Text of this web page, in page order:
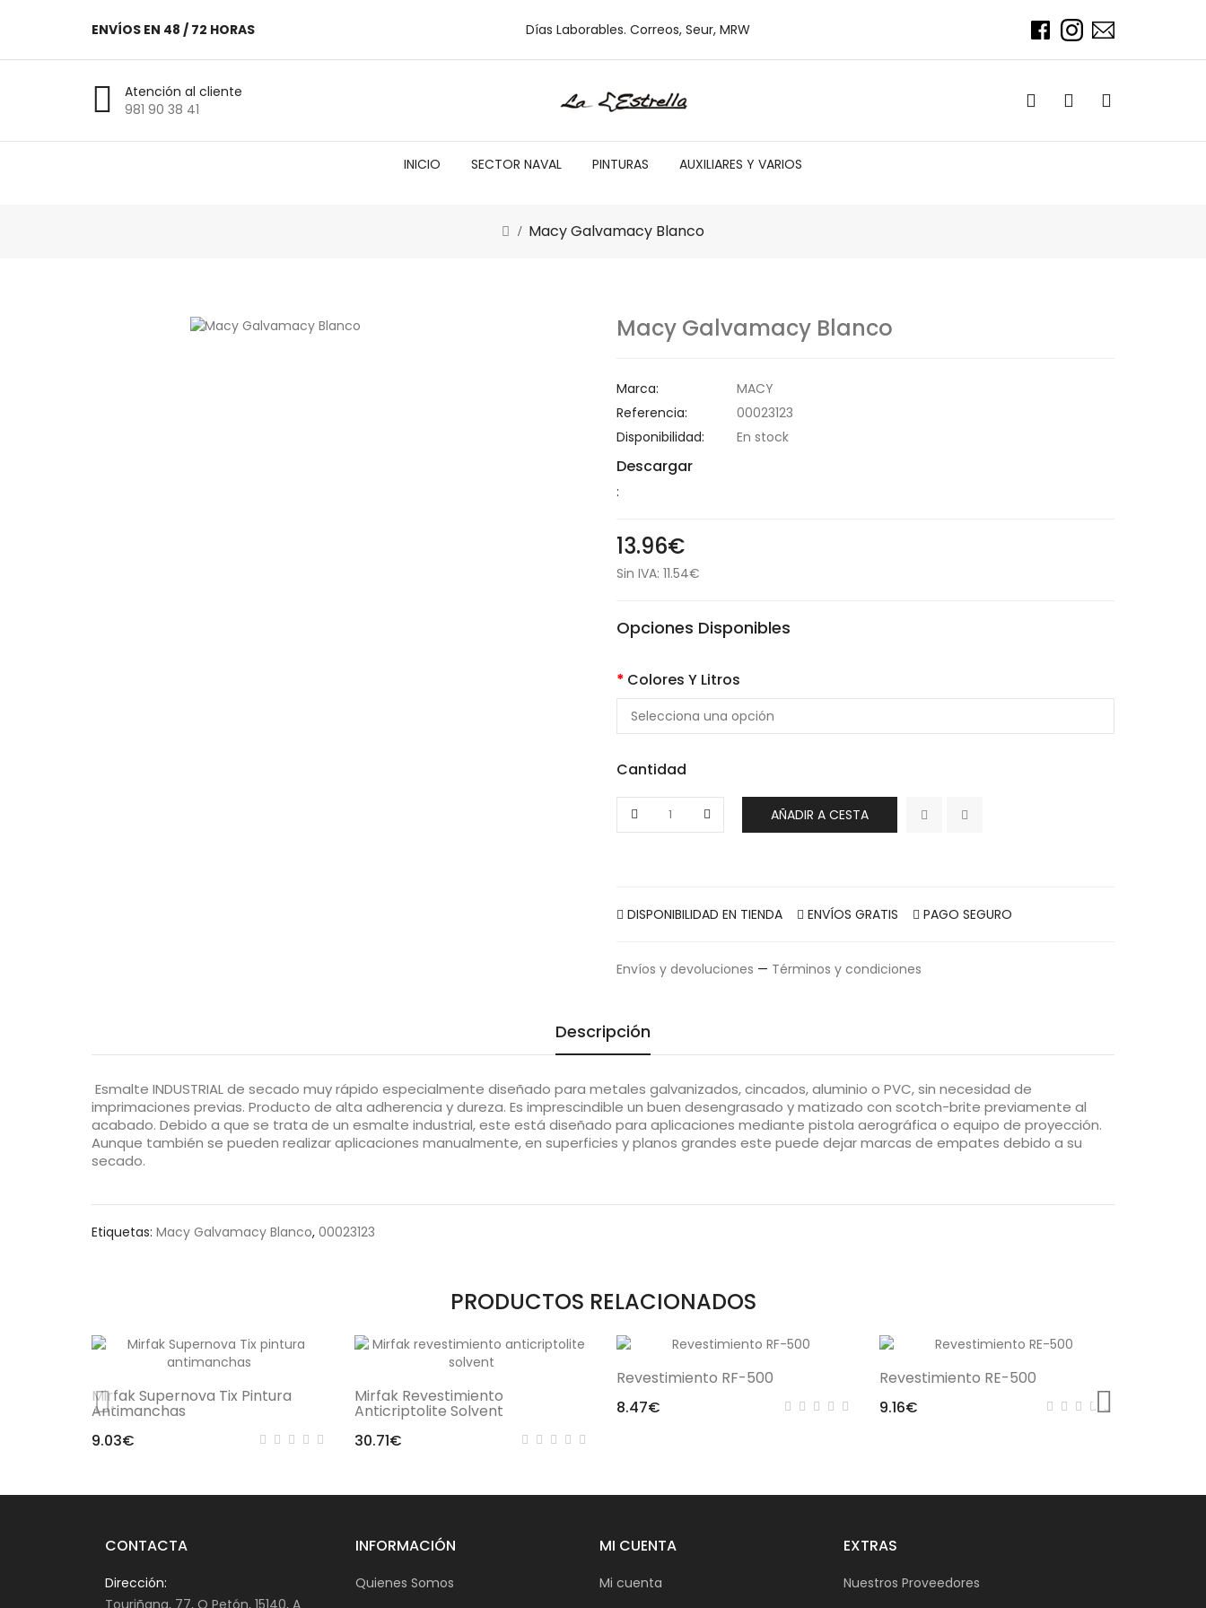
ENVÍOS EN 48 / 72 HORAS Días Laborables. Correos, Seur, MRW
Atención al cliente
981 90 38 41
INICIO SECTOR NAVAL PINTURAS AUXILIARES Y VARIOS
Macy Galvamacy Blanco
Macy Galvamacy Blanco
Marca:
MACY
Referencia:
00023123
Disponibilidad:
En stock
Descargar
:
13.96€
Sin IVA: 11.54€
Opciones Disponibles
Colores Y Litros
Cantidad
AÑADIR A CESTA
DISPONIBILIDAD EN TIENDA ENVÍOS GRATIS PAGO SEGURO
Envíos y devoluciones — Términos y condiciones
Descripción
Esmalte INDUSTRIAL de secado muy rápido especialmente diseñado para metales galvanizados, cincados, aluminio o PVC, sin necesidad de
imprimaciones previas. Producto de alta adherencia y dureza. Es imprescindible un buen desengrasado y matizado con scotch-brite previamente al
acabado. Debido a que se trata de un esmalte industrial, este está diseñado para aplicaciones mediante pistola aerográfica o equipo de proyección.
Aunque también se pueden realizar aplicaciones manualmente, en superficies y planos grandes este puede dejar marcas de empates debido a su
secado.
Etiquetas: Macy Galvamacy Blanco, 00023123
PRODUCTOS RELACIONADOS
Mirfak Supernova Tix Pintura
Antimanchas
9.03€
Mirfak Revestimiento
Anticriptolite Solvent
30.71€
Revestimiento RF-500
8.47€
Revestimiento RE-500
9.16€
CONTACTA
Dirección:
Touriñana, 77, O Petón, 15140, A
INFORMACIÓN
Quienes Somos
MI CUENTA
Mi cuenta
EXTRAS
Nuestros Proveedores